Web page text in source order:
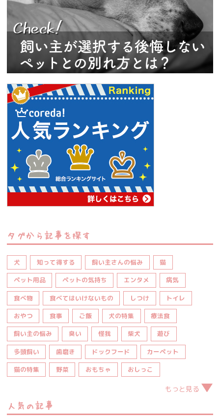
タグから記事を探す
犬 知って得する 飼い主さんの悩み 猫
ペット用品 ペットの気持ち エンタメ 病気
食べ物 食べてはいけないもの しつけ トイレ
おやつ 食事 ご飯 犬の特集 療法食
飼い主の悩み 臭い 怪我 柴犬 遊び
多頭飼い 歯磨き ドックフード カーペット
猫の特集 野菜 おもちゃ おしっこ
もっと見る
人気の記事